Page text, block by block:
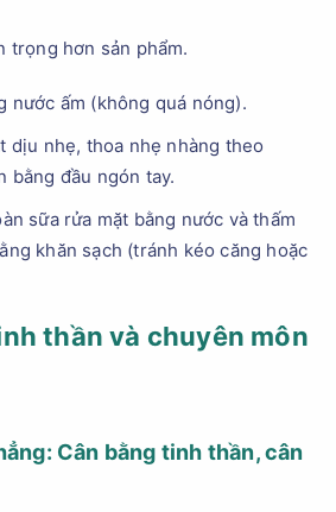
trọng hơn sản phẩm.
nước ấm (không quá nóng).
dịu nhẹ, thoa nhẹ nhàng theo
bằng đầu ngón tay.
sữa rửa mặt bằng nước và thấm
khăn sạch (tránh kéo căng hoặc
thần và chuyên môn
Cân bằng tinh thần, cân